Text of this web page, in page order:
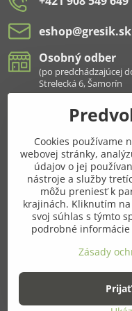
eshop​@gresik​.sk
Osobný odber
(po predchádzajúcej
Strelecká 6, Šamorín
Všetko k nákupu
Pridajte sa k
Facebook Instagram
Ďalšie kategórie
©
Predvoľby súkromia
Cookies používame
webovej stránky,
údajov o jej
nástroje a služby
môžu preniesť k
krajinách. Kliknutím na
svoj súhlas s týmto
podrobné
Zásady